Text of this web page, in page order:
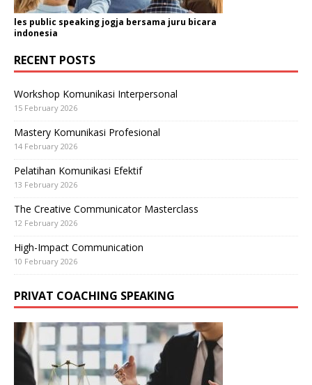
les public speaking jogja bersama juru bicara
indonesia
RECENT POSTS
Workshop Komunikasi Interpersonal
15 February 2026
Mastery Komunikasi Profesional
14 February 2026
Pelatihan Komunikasi Efektif
13 February 2026
The Creative Communicator Masterclass
12 February 2026
High-Impact Communication
10 February 2026
PRIVAT COACHING SPEAKING